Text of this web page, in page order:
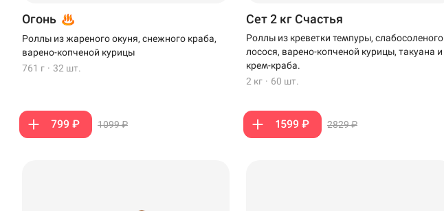
Огонь
Роллы из жареного окуня, снежного краба,
варено-копченой курицы
761 г · 32 шт.
799 ₽ 1099 ₽
Сет 2 кг Счастья
Роллы из креветки темпуры, слабосоленого
лосося, варено-копченой курицы, такуана и
крем-краба.
2 кг · 60 шт.
1599 ₽ 2829 ₽